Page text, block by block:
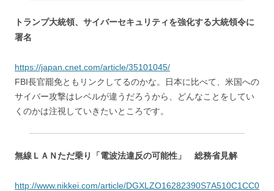
トランプ大統領、サイバーセキュリティを強化する大統領令に
署名
https://japan.cnet.com/article/35101045/
FBI長官罷免ともリンクしてるのかな。日本に比べて、米国への
サイバー攻撃はレベルが違うだろうから、どんなことをしてい
くのかは注視していきたいところです。
無線ＬＡＮただ乗り「電波法違反の可能性」 総務省見解
http://www.nikkei.com/article/DGXLZO16282390S7A510C1CC0